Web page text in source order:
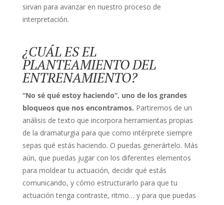
sirvan para avanzar en nuestro proceso de
interpretación.
¿CUÁL ES EL
PLANTEAMIENTO DEL
ENTRENAMIENTO?
“No sé qué estoy haciendo”, uno de los grandes
bloqueos que nos encontramos. Partiremos de un
análisis de texto que incorpora herramientas propias
de la dramaturgia para que como intérprete siempre
sepas qué estás haciendo. O puedas generártelo. Más
aún, que puedas jugar con los diferentes elementos
para moldear tu actuación, decidir qué estás
comunicando, y cómo estructurarlo para que tu
actuación tenga contraste, ritmo… y para que puedas